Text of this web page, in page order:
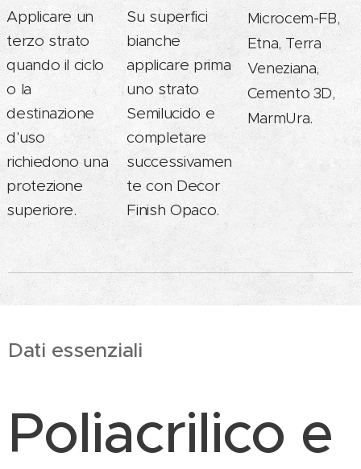
Applicare un
terzo strato
quando il ciclo
o la
destinazione
d'uso
richiedono una
protezione
superiore.
Su superfici
bianche
applicare prima
uno strato
Semilucido e
completare
successivamen
te con Decor
Finish Opaco.
Microcem-FB,
Etna, Terra
Veneziana,
Cemento 3D,
MarmUra.
Dati essenziali
Poliacrilico e